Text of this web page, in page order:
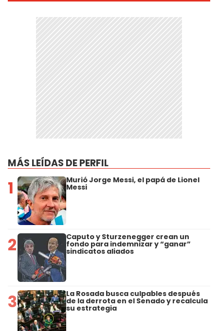
MÁS LEÍDAS DE PERFIL
1 Murió Jorge Messi, el papá de Lionel
Messi
2 Caputo y Sturzenegger crean un
fondo para indemnizar y “ganar”
sindicatos aliados
3 La Rosada busca culpables después
de la derrota en el Senado y recalcula
su estrategia